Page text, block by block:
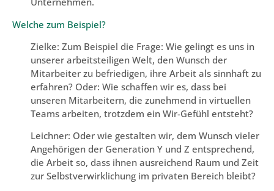
Welche zum Beispiel?
Zielke: Zum Beispiel die Frage: Wie gelingt es uns in
unserer arbeitsteiligen Welt, den Wunsch der
Mitarbeiter zu befriedigen, ihre Arbeit als sinnhaft zu
erfahren? Oder: Wie schaffen wir es, dass bei
unseren Mitarbeitern, die zunehmend in virtuellen
Teams arbeiten, trotzdem ein Wir-Gefühl entsteht?
Leichner: Oder wie gestalten wir, dem Wunsch vieler
Angehörigen der Generation Y und Z entsprechend,
die Arbeit so, dass ihnen ausreichend Raum und Zeit
zur Selbstverwirklichung im privaten Bereich bleibt?